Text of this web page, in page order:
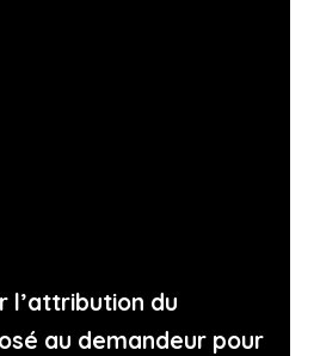
l’attribution du
au demandeur pour